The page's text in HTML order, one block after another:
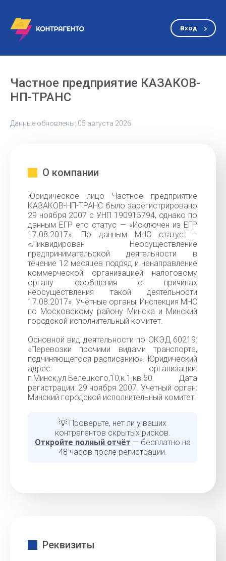
Вход
Частное предприятие КАЗАКОВ-
НП-ТРАНС
Данные обновлены: 05 августа 2026
О компании
Юридическое лицо Частное предприятие
КАЗАКОВ-НП-ТРАНС было зарегистрировано
29 ноября 2007 с УНП 190915794, однако по
данным ЕГР его статус — «Исключен из ЕГР
17.08.2017». По данным МНС статус —
«Ликвидирован Неосуществление
предпринимательской деятельности в
течение 12 месяцев подряд и ненаправление
коммерческой организацией налоговому
органу сообщения о причинах
неосуществления такой деятельности
17.08.2017». Учётные органы: Инспекция МНС
по Московскому району Минска и Минский
городской исполнительный комитет.
Основной вид деятельности по ОКЭД 60219:
«Перевозки прочими видами транспорта,
подчиняющегося расписанию». Юридический
адрес организации:
г.Минск,ул.Белецкого,10,к.1,кв.50. Дата
регистрации: 29 ноября 2007. Учётный орган:
Минский городской исполнительный комитет.
💡 Проверьте, нет ли у ваших
контрагентов скрытых рисков.
Откройте полный отчёт — бесплатно на
48 часов после регистрации.
Реквизиты